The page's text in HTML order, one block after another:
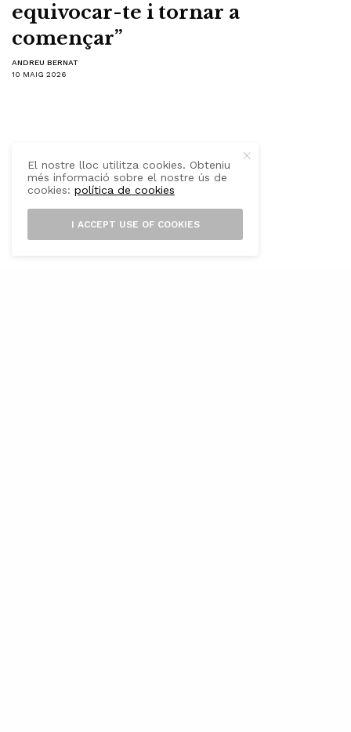
equivocar-te i tornar a
començar”
ANDREU BERNAT
10 MAIG 2026
El nostre lloc utilitza cookies. Obteniu
més informació sobre el nostre ús de
cookies:política de cookies
I ACCEPT USE OF COOKIES